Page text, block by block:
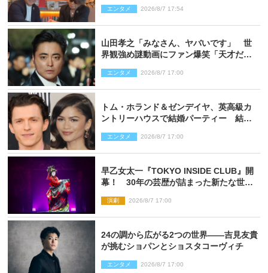
エンタメ 2026/8/7 17:54
山田孝之「みなさん、ヤバいです」 世
界観強め謎動画にファン爆笑「天才だ
エンタメ 2026/8/7 17:00
トム・ホランド＆ゼンデイヤ、英高級カ
ントリーハウスで結婚パーティー 結婚
エンタメ 2026/8/7 17:00
早乙女太一『TOKYO INSIDE CLUB』開
幕！ 30年の芸歴が詰まった新たな世界
演劇 2026/8/7 17:00
24の調から広がる2つの世界――吉見友貴
が挑むショパンとショスタコーヴィチ
エンタメ 2026/8/7 17:00